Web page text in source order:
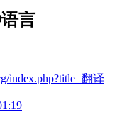
言
index.php?title=翻译